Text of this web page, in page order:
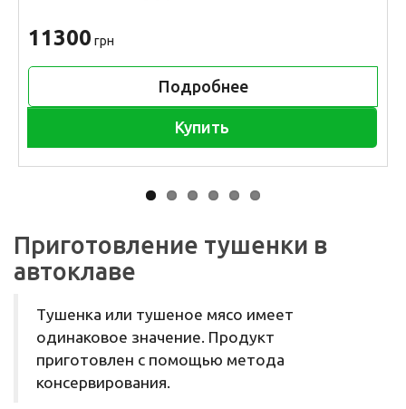
11300 грн
Подробнее
Купить
Приготовление тушенки в
автоклаве
Тушенка или тушеное мясо имеет
одинаковое значение. Продукт
приготовлен с помощью метода
консервирования.